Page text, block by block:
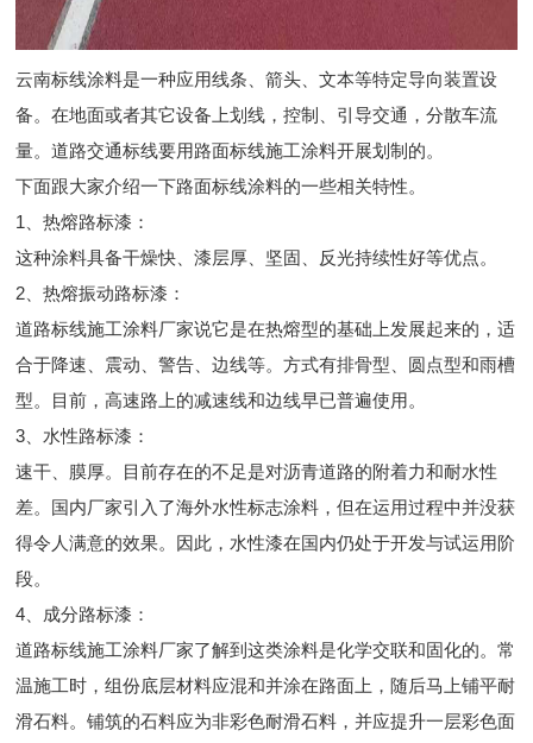
云南标线涂料是一种应用线条、箭头、文本等特定导向装置设
备。在地面或者其它设备上划线，控制、引导交通，分散车流
量。道路交通标线要用路面标线施工涂料开展划制的。
下面跟大家介绍一下路面标线涂料的一些相关特性。
1、热熔路标漆：
这种涂料具备干燥快、漆层厚、坚固、反光持续性好等优点。
2、热熔振动路标漆：
道路标线施工涂料厂家说它是在热熔型的基础上发展起来的，适
合于降速、震动、警告、边线等。方式有排骨型、圆点型和雨槽
型。目前，高速路上的减速线和边线早已普遍使用。
3、水性路标漆：
速干、膜厚。目前存在的不足是对沥青道路的附着力和耐水性
差。国内厂家引入了海外水性标志涂料，但在运用过程中并没获
得令人满意的效果。因此，水性漆在国内仍处于开发与试运用阶
段。
4、成分路标漆：
道路标线施工涂料厂家了解到这类涂料是化学交联和固化的。常
温施工时，组份底层材料应混和并涂在路面上，随后马上铺平耐
滑石料。铺筑的石料应为非彩色耐滑石料，并应提升一层彩色面